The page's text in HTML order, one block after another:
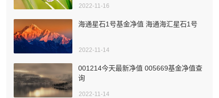
2022-11-16
海通星石1号基金净值 海通海汇星石1号
2022-11-14
001214今天最新净值 005669基金净值查
询
2022-11-14